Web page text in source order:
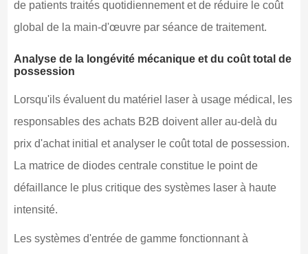
de patients traités quotidiennement et de réduire le coût
global de la main-d'œuvre par séance de traitement.
Analyse de la longévité mécanique et du coût total de
possession
Lorsqu'ils évaluent du matériel laser à usage médical, les
responsables des achats B2B doivent aller au-delà du
prix d'achat initial et analyser le coût total de possession.
La matrice de diodes centrale constitue le point de
défaillance le plus critique des systèmes laser à haute
intensité.
Les systèmes d'entrée de gamme fonctionnant à